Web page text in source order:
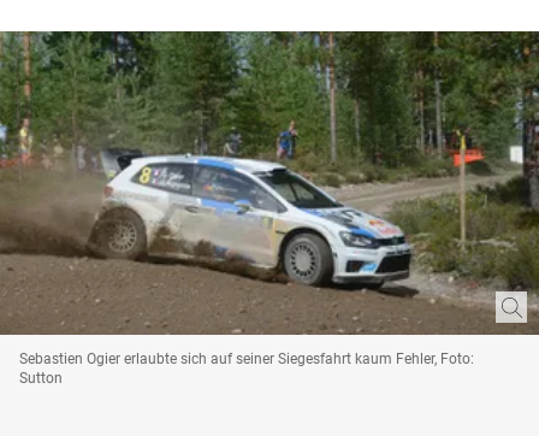
Sebastien Ogier erlaubte sich auf seiner Siegesfahrt kaum Fehler, Foto:
Sutton